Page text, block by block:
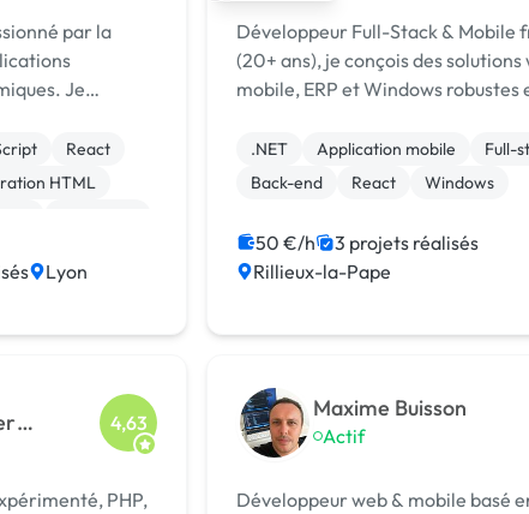
par la
Je
modernes
React
HTML
Lyon
Développeur Full-Stack & Mobile
(20+ ans), je conçois des solutions
mobile, ERP et Windows robustes
orientées performance et métier.
.NET Application mobile
Full-
Back-end
React Windows
50 €/h
3 projets réalisés
Rillieux-la-Pape
4,63
PHP,
Maxime Buisson
Actif
Développeur web & mobile basé